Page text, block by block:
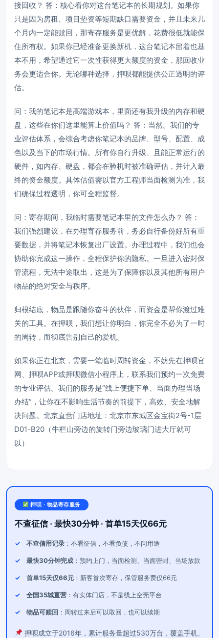
接回收？ 答：核心看你对这台笔记本的长期规划。如果你
只是因为房租、项目垫资等短期缺口需要资金，并且未来几
个月内一定能赎回，那寄存服务是更优解，花费很低就能保
住所有权。如果你已经准备更换新机，这台笔记本留着也基
本不用，希望通过它一次性获得更大额度的资金，那回收业
务会更适合你。无论哪种选择，押呗都能提供公正透明的评
估。
问：我的笔记本是高端游戏本，里面还有我升级的内存和硬
盘，这些在你们这里能算上价值吗？ 答：当然。我们的专
业评估体系，会综合考虑你笔记本的品牌、型号、配置、成
色以及当下的市场行情。所有你自行升级、且能正常运行的
硬件，如内存、硬盘，都会在验机时被准确评估，并计入最
终的资金额度。具体估值需以官方工程师当面检测为准，我
们确保过程透明，你可全程监督。
问：寄存期间，我临时需要笔记本里的文件怎么办？ 答：
我们强烈建议，在办理寄存服务前，务必自行备份好所有重
要数据，并将笔记本恢复出厂设置。办理过程中，我们也会
协助你完成这一操作，全程保护你的隐私。一旦进入密封保
管流程，无法中途取出，这是为了保障你以及其他所有用户
物品的绝对安全与秩序。
归根结底，物品是跟随你奋斗的伙伴，而资金是帮你渡过难
关的工具。在押呗，我们想让你明白，你完全不必为了一时
的周转，而彻底告别自己的爱机。
如果你正在北京，需要一笔临时周转资金，不妨先在押呗官
网、押呗APP或押呗微信小程序上，联系我们预约一次免费
的专业评估。我们的服务是“线上便捷下单、当面办理当场
办结”，让你在不影响生活节奏的前提下，高效、安全地解
决问题。北京直营门店地址：北京市东城区金宝街2号-1层
D01-B20（牛栏山旁边的旋转门旁边玻璃门进大厅就可
以）
押呗 · 物品寄存服务
不查征信 · 最快30分钟 · 首单15天仅66元
不查信用记录 ：不看征信，不看负债，不问用途
最快30分钟完成 ：预约上门，当面检测、当面密封、当场放款
首单15天仅66元 ：新客首次寄存，保管服务费仅66元
全国35城直营 ：有实体门店，不是线上空壳平台
物品可赎回 ：周转过来后可以取回，也可以续期
押呗成立于2016年，累计服务量超过530万台，覆盖手机、